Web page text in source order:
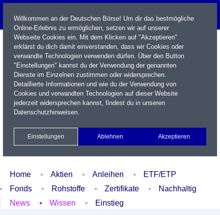
Name / WKN / ISIN / Kürzel
Xetra Realtime
Watchlist Portfolio Login
Home Aktien Anleihen
ETF/ETP
Fonds
Rohstoffe Zertifikate
Nachhaltig
News
Wissen Einstieg
Willkommen an der Deutschen Börse! Um dir das bestmögliche
Online-Erlebnis zu ermöglichen, setzen wir auf unserer
Webseite Cookies ein. Mit dem Klicken auf "Akzeptieren"
erklärst du dich damit einverstanden, dass wir Cookies oder
verwandte Technologien verwenden dürfen. Über den Button
"Einstellungen" kannst du der Verwendung der genannten
Dienste im Einzelnen zustimmen oder widersprechen.
Detaillierte Informationen und wie du der Verwendung von
Cookies und verwandten Technologien auf dieser Website
jederzeit widersprechen kannst, findest du in unseren
Datenschutzhinweisen.
Einstellungen Ablehnen Akzeptieren